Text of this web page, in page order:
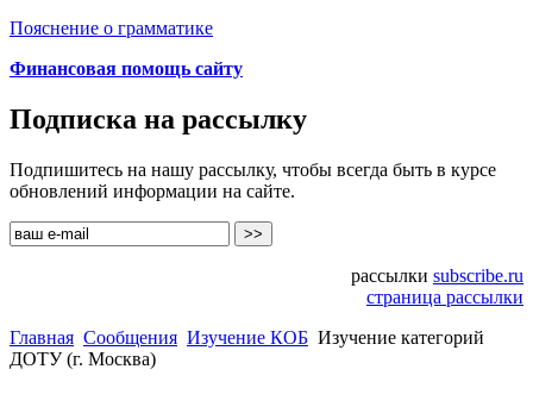
Пояснение о грамматике
Финансовая помощь сайту
Подписка на рассылку
Подпишитесь на нашу рассылку, чтобы всегда быть в курсе
обновлений информации на сайте.
рассылки subscribe.ru
страница рассылки
Главная Сообщения Изучение КОБ Изучение категорий
ДОТУ (г. Москва)